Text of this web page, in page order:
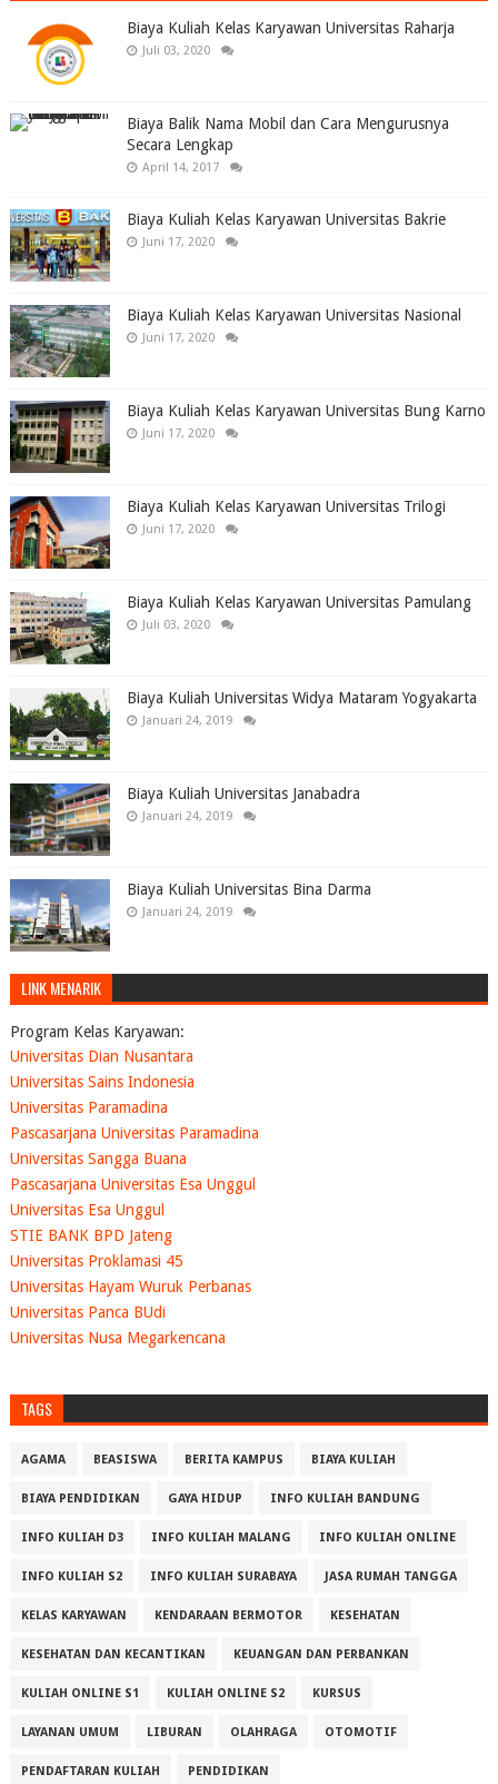
Biaya Kuliah Kelas Karyawan Universitas Raharja
Juli 03, 2020
Biaya Balik Nama Mobil dan Cara Mengurusnya
Secara Lengkap
April 14, 2017
Biaya Kuliah Kelas Karyawan Universitas Bakrie
Juni 17, 2020
Biaya Kuliah Kelas Karyawan Universitas Nasional
Juni 17, 2020
Biaya Kuliah Kelas Karyawan Universitas Bung Karno
Juni 17, 2020
Biaya Kuliah Kelas Karyawan Universitas Trilogi
Juni 17, 2020
Biaya Kuliah Kelas Karyawan Universitas Pamulang
Juli 03, 2020
Biaya Kuliah Universitas Widya Mataram Yogyakarta
Januari 24, 2019
Biaya Kuliah Universitas Janabadra
Januari 24, 2019
Biaya Kuliah Universitas Bina Darma
Januari 24, 2019
LINK MENARIK
Program Kelas Karyawan:
Universitas Dian Nusantara
Universitas Sains Indonesia
Universitas Paramadina
Pascasarjana Universitas Paramadina
Universitas Sangga Buana
Pascasarjana Universitas Esa Unggul
Universitas Esa Unggul
STIE BANK BPD Jateng
Universitas Proklamasi 45
Universitas Hayam Wuruk Perbanas
Universitas Panca BUdi
Universitas Nusa Megarkencana
TAGS
AGAMA BEASISWA BERITA KAMPUS BIAYA KULIAH
BIAYA PENDIDIKAN GAYA HIDUP INFO KULIAH BANDUNG
INFO KULIAH D3 INFO KULIAH MALANG INFO KULIAH ONLINE
INFO KULIAH S2 INFO KULIAH SURABAYA JASA RUMAH TANGGA
KELAS KARYAWAN KENDARAAN BERMOTOR KESEHATAN
KESEHATAN DAN KECANTIKAN KEUANGAN DAN PERBANKAN
KULIAH ONLINE S1 KULIAH ONLINE S2 KURSUS
LAYANAN UMUM LIBURAN OLAHRAGA OTOMOTIF
PENDAFTARAN KULIAH PENDIDIKAN